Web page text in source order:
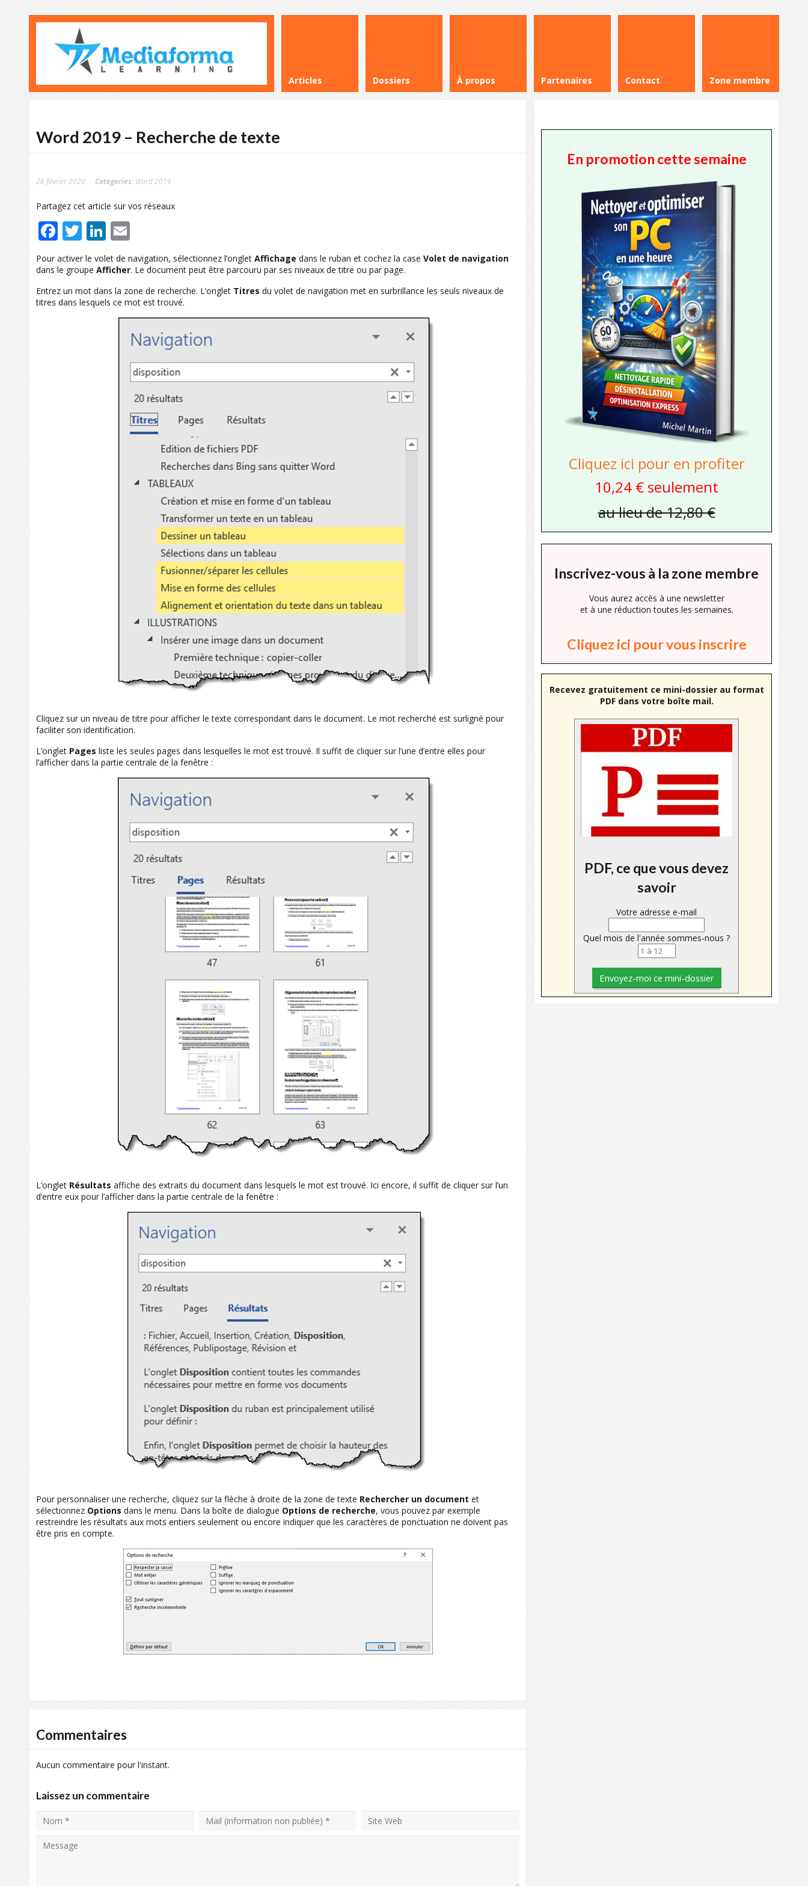
Articles Dossiers À propos Partenaires Contact Zone membre
Word 2019 – Recherche de texte
26 février 2020 Categories: Word 2019
Partagez cet article sur vos réseaux
Facebook
TwitterLinkedIn
Pour activer le volet de navigation, sélectionnez l’onglet Affichage dans le ruban et cochez la case Volet de navigation
dans le groupe Afficher. Le document peut être parcouru par ses niveaux de titre ou par page.
Entrez un mot dans la zone de recherche. L’onglet Titres du volet de navigation met en surbrillance les seuls niveaux de
titres dans lesquels ce mot est trouvé.
Cliquez sur un niveau de titre pour afficher le texte correspondant dans le document. Le mot recherché est surligné pour
faciliter son identification.
L’onglet Pages liste les seules pages dans lesquelles le mot est trouvé. Il suffit de cliquer sur l’une d’entre elles pour
l’afficher dans la partie centrale de la fenêtre :
L’onglet Résultats affiche des extraits du document dans lesquels le mot est trouvé. Ici encore, il suffit de cliquer sur l’un
d’entre eux pour l’afficher dans la partie centrale de la fenêtre :
Pour personnaliser une recherche, cliquez sur la flèche à droite de la zone de texte Rechercher un document et
sélectionnez Options dans le menu. Dans la boîte de dialogue Options de recherche, vous pouvez par exemple
restreindre les résultats aux mots entiers seulement ou encore indiquer que les caractères de ponctuation ne doivent pas
être pris en compte.
Commentaires
Aucun commentaire pour l'instant.
Laissez un commentaire
En promotion cette semaine
Cliquez ici pour en profiter
10,24 € seulement
au lieu de 12,80 €
Inscrivez-vous à la zone membre
Vous aurez accès à une newsletter
et à une réduction toutes les semaines.
Cliquez ici pour vous inscrire
Recevez gratuitement ce mini-dossier au format
PDF dans votre boîte mail.
PDF, ce que vous devez
savoir
Votre adresse e-mail
Quel mois de l'année sommes-nous ?